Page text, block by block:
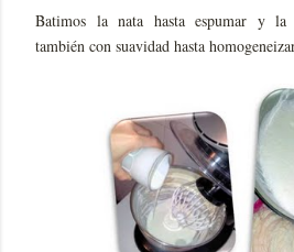
Batimos la nata hasta espumar y la
también con suavidad hasta